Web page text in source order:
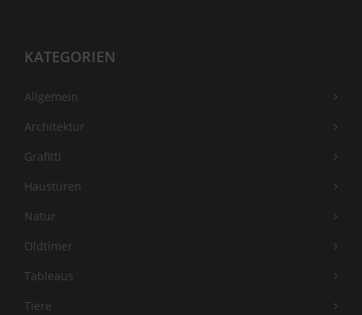
KATEGORIEN
Allgemein
Architektur
Grafitti
Haustüren
Natur
Oldtimer
Tableaus
Tiere